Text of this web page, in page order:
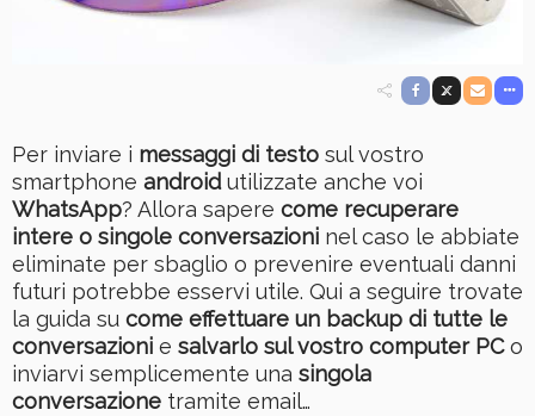
Per inviare i messaggi di testo sul vostro
smartphone androidutilizzate anche voi
WhatsApp? Allora sapere come recuperare
intere o singole conversazioni nel caso le abbiate
eliminate per sbaglio o prevenire eventuali danni
futuri potrebbe esservi utile. Qui a seguire trovate
la guida su come effettuare un backup di tutte le
conversazioni e salvarlo sul vostro computer PCo
inviarvi semplicemente una singola
conversazione tramite email…